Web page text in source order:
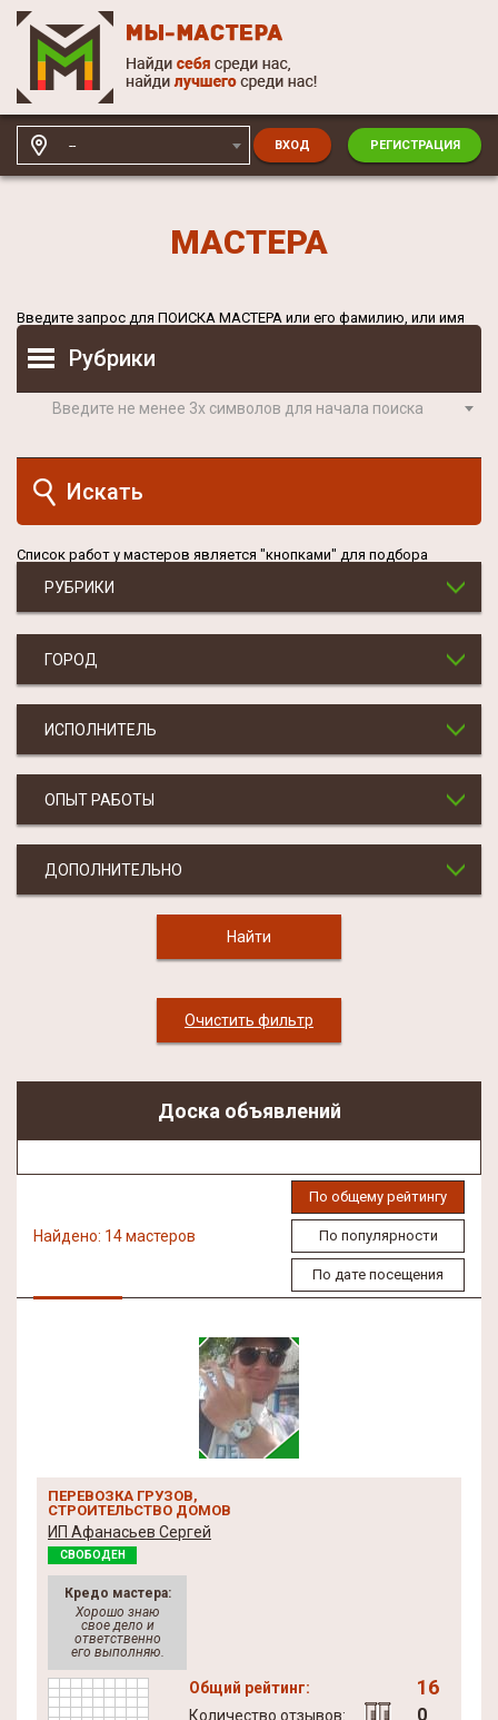
-- ВХОД РЕГИСТРАЦИЯ
МАСТЕРА
Введите запрос для ПОИСКА МАСТЕРА или его фамилию, или имя
Рубрики
Введите не менее 3х символов для начала поиска
Список работ у мастеров является "кнопками" для подбора
РУБРИКИ
ГОРОД
ИСПОЛНИТЕЛЬ
ОПЫТ РАБОТЫ
ДОПОЛНИТЕЛЬНО
Очистить фильтр
Доска объявлений
Найдено: 14 мастеров
По общему рейтингу
По популярности
По дате посещения
ПЕРЕВОЗКА ГРУЗОВ,
СТРОИТЕЛЬСТВО ДОМОВ
ИП Афанасьев Сергей
СВОБОДЕН
Кредо мастера:
Хорошо знаю
свое дело и
ответственно
его выполняю.
Общий рейтинг: 16
Количество отзывов: 0